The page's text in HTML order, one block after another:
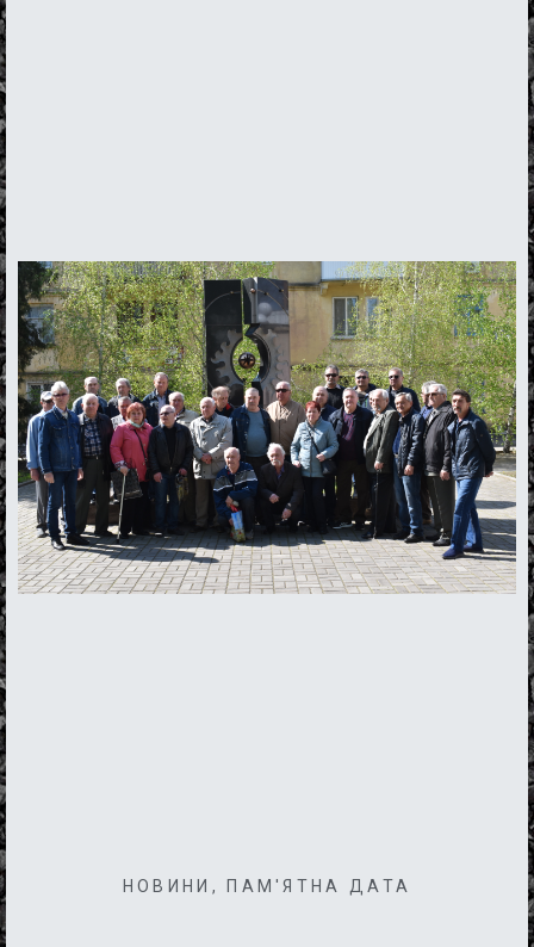
НОВИНИ , ПАМ'ЯТНА ДАТА